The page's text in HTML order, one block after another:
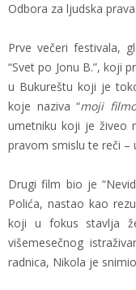
Odbora za ljudska
Prve večeri festivala,
“Svet po Jonu B.”, koji
u Bukureštu koji je
koje naziva “moji
umetniku koji je živeo
pravom smislu te reči –
Drugi film bio je
Polića, nastao kao
koji u fokus stavlja
višemesečnog
radnica, Nikola je